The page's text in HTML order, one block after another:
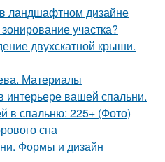
в ландшафтном дизайне
участка?
двухскатной крыши.
Материалы
интерьере вашей спальни.
в спальню: 225+ (Фото)
сна
Формы и дизайн